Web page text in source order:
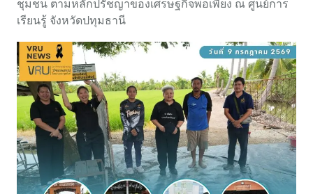
ชุมชน ตามหลักปรัชญาของเศรษฐกิจพอเพียง ณ ศูนย์การ
เรียนรู้ จังหวัดปทุมธานี